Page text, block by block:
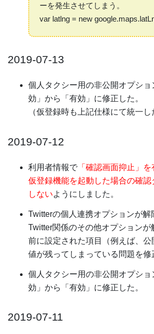
ーを発生させてしまう。
var latlng = new
2019-07-13
個人タクシー用の非公開オプシ
効」から「有効」に修正した。
（仮登録時も上記仕様にて統一し
2019-07-12
利用者情報で 「確認画面抑止」を
仮登録機能を起動した場合の確
しないようにしました。
Twitterの個人連携オプションが解
Twitter関係のその他オプションが
前に設定された項目（例えば、
値が残ってしまっている問題を修
個人タクシー用の非公開オプシ
効」から「有効」に修正した。
2019-07-11